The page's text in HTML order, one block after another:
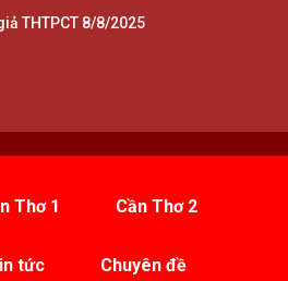
THTPCT 8/8/2025
Thơ 1 Cần Thơ 2
tức Chuyên đề